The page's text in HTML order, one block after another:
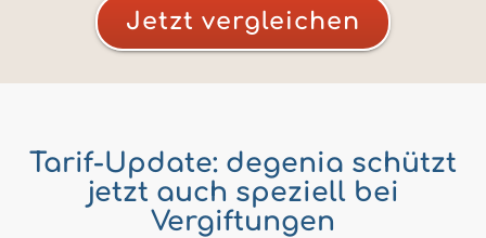
Jetzt vergleichen
Tarif-Update: degenia schützt
jetzt auch speziell bei
Vergiftungen